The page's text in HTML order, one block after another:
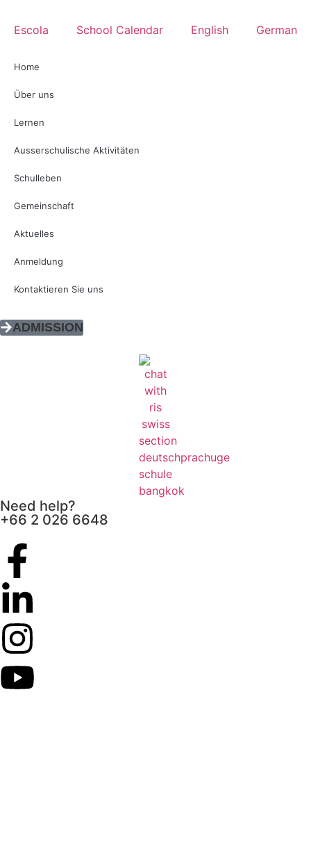
Escola School Calendar English German
Home
Über uns
Lernen
Ausserschulische Aktivitäten
Schulleben
Gemeinschaft
Aktuelles
Anmeldung
Kontaktieren Sie uns
ADMISSION
Need help?
+66 2 026 6648